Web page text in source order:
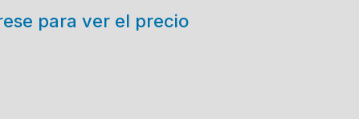
para ver el precio